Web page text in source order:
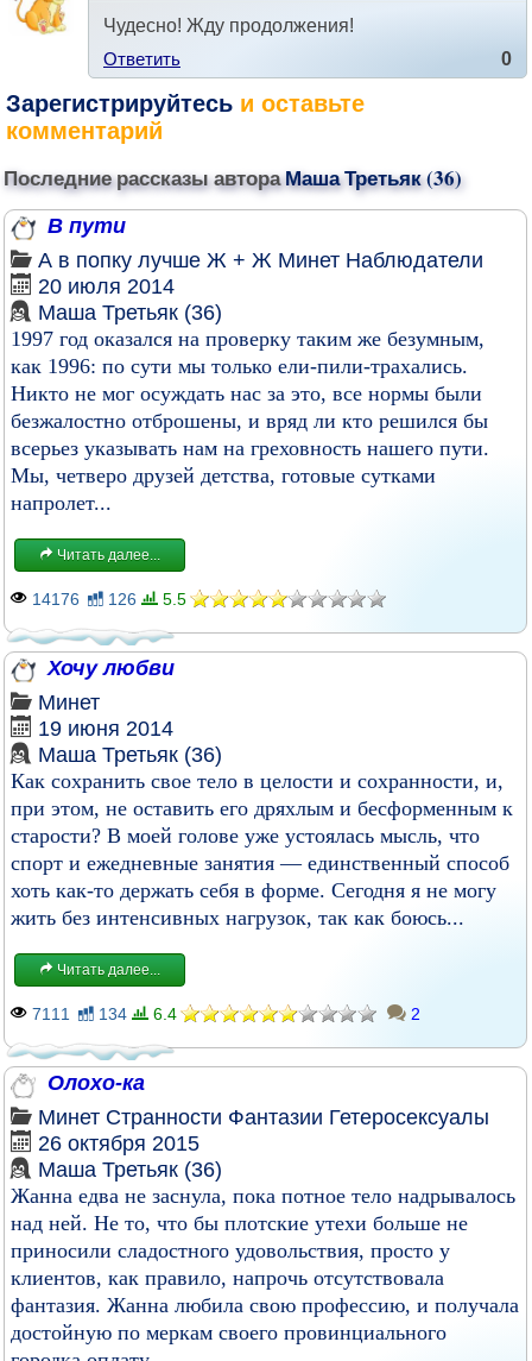
Чудесно! Жду продолжения!
Ответить
0
Зарегистрируйтесь и оставьте
комментарий
Последние рассказы автораМаша Третьяк (36)
В пути
А в попку лучше Ж + Ж Минет Наблюдатели
20 июля 2014
Маша Третьяк (36)
1997 год оказался на проверку таким же безумным,
как 1996: по сути мы только ели-пили-трахались.
Никто не мог осуждать нас за это, все нормы были
безжалостно отброшены, и вряд ли кто решился бы
всерьез указывать нам на греховность нашего пути.
Мы, четверо друзей детства, готовые сутками
напролет...
Читать далее...
14176 126 5.5
Хочу любви
Минет
19 июня 2014
Маша Третьяк (36)
Как сохранить свое тело в целости и сохранности, и,
при этом, не оставить его дряхлым и бесформенным к
старости? В моей голове уже устоялась мысль, что
спорт и ежедневные занятия — единственный способ
хоть как-то держать себя в форме. Сегодня я не могу
жить без интенсивных нагрузок, так как боюсь...
Читать далее...
7111 134 6.4 2
Олохо-ка
Минет Странности Фантазии Гетеросексуалы
26 октября 2015
Маша Третьяк (36)
Жанна едва не заснула, пока потное тело надрывалось
над ней. Не то, что бы плотские утехи больше не
приносили сладостного удовольствия, просто у
клиентов, как правило, напрочь отсутствовала
фантазия. Жанна любила свою профессию, и получала
достойную по меркам своего провинциального